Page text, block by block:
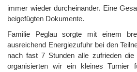
immer wieder durcheinander. Eine
beigefügten Dokumente.
Familie Peglau sorgte mit einem
ausreichend Energiezufuhr bei den
nach fast 7 Stunden alle zufrieden die
organisierten wir ein kleines Turnier